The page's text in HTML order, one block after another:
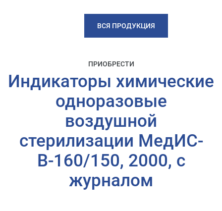
ВСЯ ПРОДУКЦИЯ
ПРИОБРЕСТИ
Индикаторы химические
одноразовые
воздушной
стерилизации МедИС-
В-160/150, 2000, с
журналом